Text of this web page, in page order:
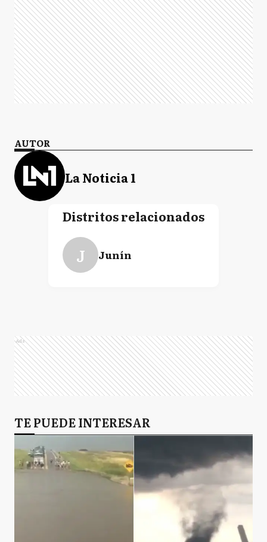
AUTOR
La Noticia 1
Distritos relacionados
J Junín
Ads
TE PUEDE INTERESAR